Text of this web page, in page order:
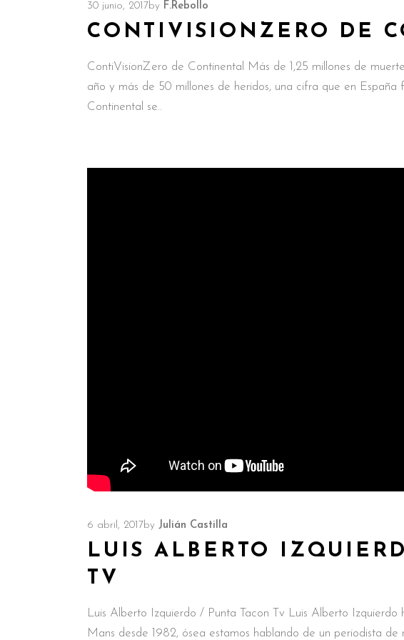
30 junio, 2017by F.Rebollo
CONTIVISIONZERO DE
ContiVisionZero de Continental Más de 1,25 millones de
año y más de 50 millones de heridos, una cifra que en España
Continental se
6 abril, 2017 by Julián Castilla
LUIS ALBERTO
TV
Luis Alberto Izquierdo / Punta Tacon Tv Luis Alberto
Mans desde 1982, ósea estamos hablando de un periodista